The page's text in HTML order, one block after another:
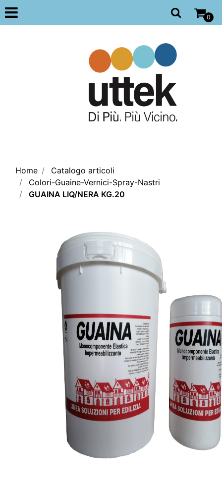
Open
0
Home
Catalogo articoli
Colori-Guaine-Vernici-Spray-Nastri
GUAINA LIQ/NERA KG.20